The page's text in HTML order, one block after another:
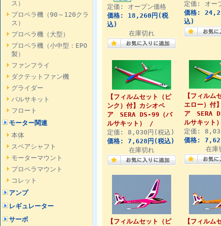
ス）
プロペラ機（90～120クラ
ス）
プロペラ機（大型）
プロペラ機（小中型：EPO
製）
ファンフライ
ダクテットファン機
グライダー
バルサキット
フロート
モーター関連
本体
スペアシャフト
モーターマウント
プロペラマウント
コレット
アンプ
レギュレーター
サーボ
定価: オープン価格
価格: 18,260円(税
込)
在庫切れ
定価: オー
価格:
込)
【フィルムセット（ピ
ンク）付】カシオペ
ア SERA DS-99（バ
ルサキット） /
定価: 8,030円(税込)
価格: 7,628円(税込)
在庫切れ
【フィルム
エロー）付
ア SERA
ルサキット
定価:
価格:
在庫
【フィルムセット（ピ
【フィルム